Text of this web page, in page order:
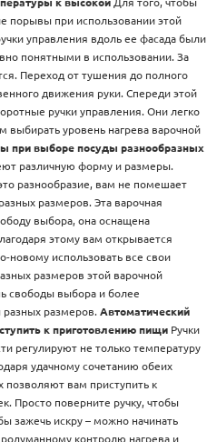
к высокой Для того, чтобы
порывы при использовании этой
управления вдоль ее фасада были
понятными в использовании. За
Переход от тушения до полного
руки. Спереди этой
ручки управления. Они легко
выбирать уровень нагрева варочной
при выборе посуды разнообразных
различную форму и размеры.
разнообразие, вам не помешает
размеров. Эта варочная
выбора, она оснащена
этому вам открывается
новому использовать все свои
свободы выбора и более
разных размеров. Автоматический
к приготовлению пищи Ручки
регулируют не только температуру
удачному сочетанию обеих
вам приступить к
Просто поверните ручку, чтобы
зажечь искру – можно начинать